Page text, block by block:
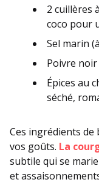
2 cuillères
coco pour
Sel marin
Poivre
Épices au
séché,
Ces ingrédients de
vos goûts. La
subtile qui se
et